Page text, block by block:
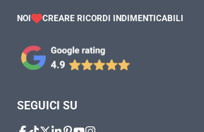
NOI CREARE RICORDI INDIMENTICABILI
SEGUICI SU